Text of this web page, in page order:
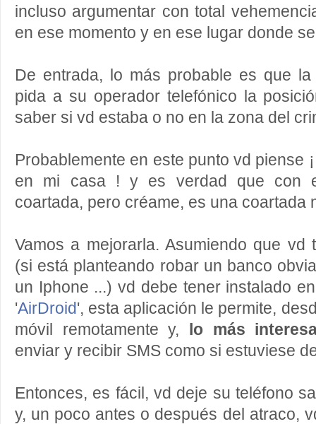
incluso argumentar con total
en ese momento y en ese lugar donde
De entrada, lo más probable es que la
pida a su operador telefónico la
saber si vd estaba o no en la zona del
Probablemente en este punto vd piense
en mi casa ! y es verdad que con
coartada, pero créame, es una coartada
Vamos a mejorarla. Asumiendo que vd
(si está planteando robar un banco
un Iphone ...) vd debe tener instalado
'AirDroid', esta aplicación le permite,
móvil remotamente y,
lo más
enviar y recibir SMS como si estuviese
Entonces, es fácil, vd deje su teléfono
y, un poco antes o después del atraco,